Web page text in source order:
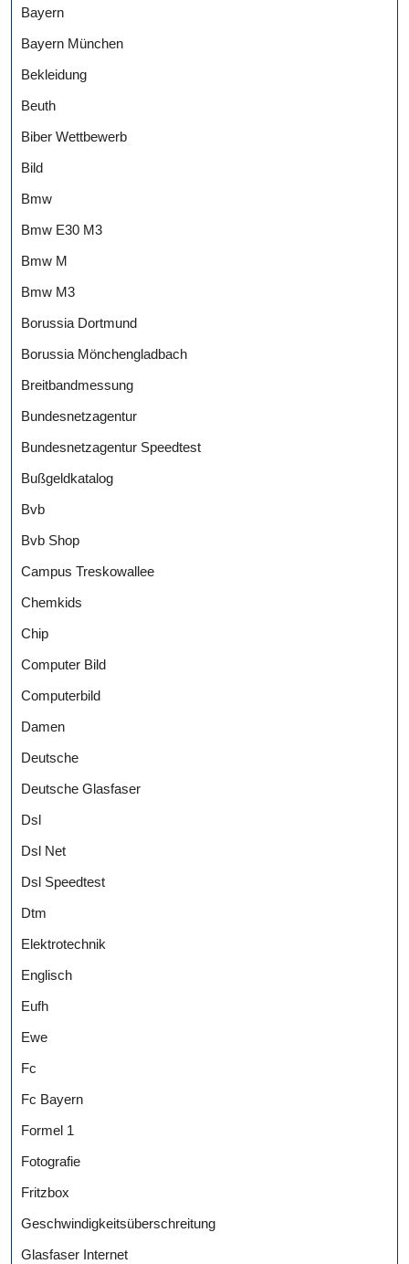
Bayern
Bayern München
Bekleidung
Beuth
Biber Wettbewerb
Bild
Bmw
Bmw E30 M3
Bmw M
Bmw M3
Borussia Dortmund
Borussia Mönchengladbach
Breitbandmessung
Bundesnetzagentur
Bundesnetzagentur Speedtest
Bußgeldkatalog
Bvb
Bvb Shop
Campus Treskowallee
Chemkids
Chip
Computer Bild
Computerbild
Damen
Deutsche
Deutsche Glasfaser
Dsl
Dsl Net
Dsl Speedtest
Dtm
Elektrotechnik
Englisch
Eufh
Ewe
Fc
Fc Bayern
Formel 1
Fotografie
Fritzbox
Geschwindigkeitsüberschreitung
Glasfaser Internet